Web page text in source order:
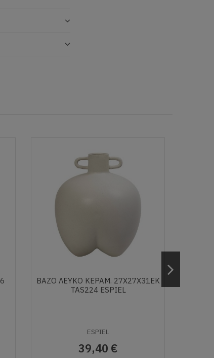
ΒΑΖΟ ΛΕΥΚΟ ΚΕΡΑΜ. 27Χ27Χ31ΕΚ
TAS224 ESPIEL
ESPIEL
39,40 €